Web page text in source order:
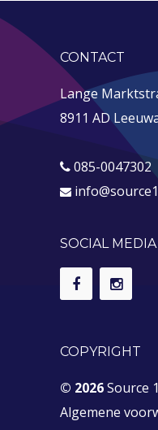
CONTACT
Lange
8911 AD
085-0047302
SOCIAL MEDIA
COPYRIGHT
© 2026Source
Algemene